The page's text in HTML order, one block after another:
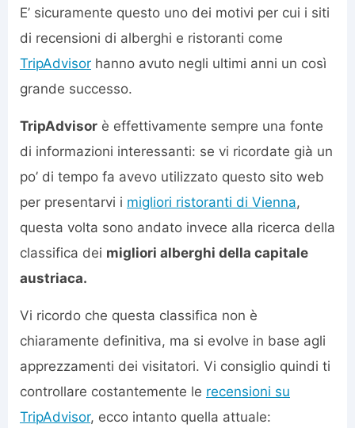
E’ sicuramente questo uno dei motivi per cui i siti
di recensioni di alberghi e ristoranti come
TripAdvisor hanno avuto negli ultimi anni un così
grande successo.
TripAdvisor è effettivamente sempre una fonte
di informazioni interessanti: se vi ricordate già un
po’ di tempo fa avevo utilizzato questo sito web
per presentarvi i migliori ristoranti di Vienna,
questa volta sono andato invece alla ricerca della
classifica dei migliori alberghi della capitale
austriaca.
Vi ricordo che questa classifica non è
chiaramente definitiva, ma si evolve in base agli
apprezzamenti dei visitatori. Vi consiglio quindi ti
controllare costantemente le recensioni su
TripAdvisor, ecco intanto quella attuale: